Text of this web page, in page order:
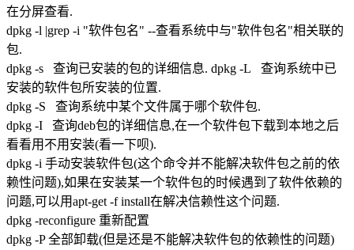
在分屏查看.
dpkg -l |grep -i "软件包名" --查看系统中与"软件包名"相关联的
包.
dpkg -s 查询已安装的包的详细信息. dpkg -L 查询系统中已
安装的软件包所安装的位置.
dpkg -S 查询系统中某个文件属于哪个软件包.
dpkg -I 查询deb包的详细信息,在一个软件包下载到本地之后
看看用不用安装(看一下呗).
dpkg -i 手动安装软件包(这个命令并不能解决软件包之前的依
赖性问题),如果在安装某一个软件包的时候遇到了软件依赖的
问题,可以用apt-get -f install在解决信赖性这个问题.
dpkg -reconfigure 重新配置
dpkg -P 全部卸载(但是还是不能解决软件包的依赖性的问题)